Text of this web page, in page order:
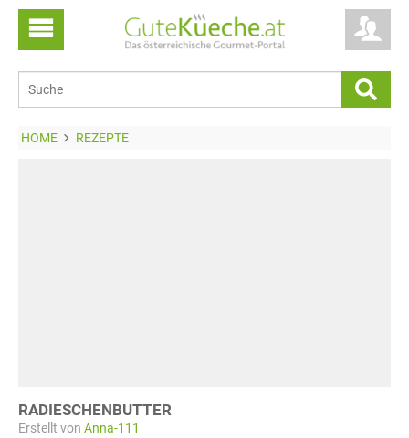
HOME REZEPTE
RADIESCHENBUTTER
Erstellt von Anna-111